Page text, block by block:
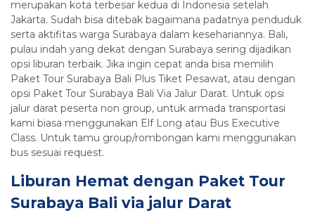
merupakan kota terbesar kedua di Indonesia setelah
Jakarta. Sudah bisa ditebak bagaimana padatnya penduduk
serta aktifitas warga Surabaya dalam kesehariannya. Bali,
pulau indah yang dekat dengan Surabaya sering dijadikan
opsi liburan terbaik. Jika ingin cepat anda bisa memilih
Paket Tour Surabaya Bali Plus Tiket Pesawat, atau dengan
opsi Paket Tour Surabaya Bali Via Jalur Darat. Untuk opsi
jalur darat peserta non group, untuk armada transportasi
kami biasa menggunakan Elf Long atau Bus Executive
Class. Untuk tamu group/rombongan kami menggunakan
bus sesuai request.
Liburan Hemat dengan Paket Tour
Surabaya Bali via jalur Darat